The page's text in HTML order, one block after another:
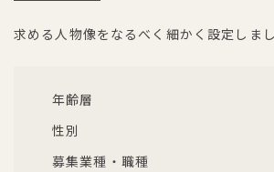
求める人物像をなるべく細かく設定しまし
年齢層
性別
募集業種・職種